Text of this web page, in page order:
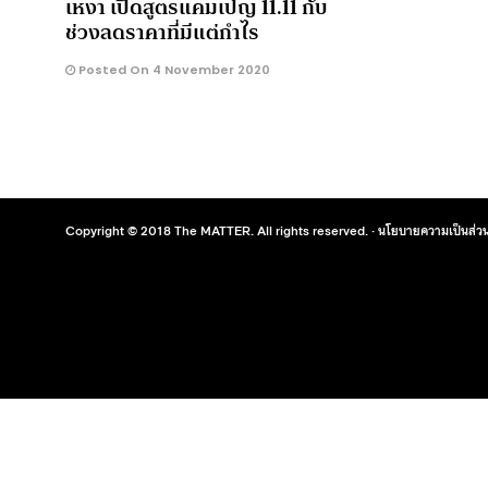
ช่วงลดราคาที่มีแต่กำไร
Posted On 4 November 2020
Copyright © 2018 The MATTER. All rights reserved. ·นโยบายความเป็นส่ว